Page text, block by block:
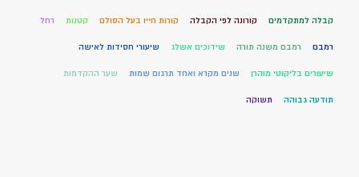
קבלה למתקדמים קורונה לפי הקבלה קורות חייו בעל הסולם קטנות רחל
רמבם רמבם משנה תורה שידוכים אשלג שיעורי חסידות לאישה
שיעורים בליקוטי מוהרן שנים מקרא ואחד תרגום שמות שער ההקדמות
תודעה גבוהה תשוקה